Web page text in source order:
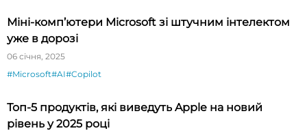
Міні-комп’ютери Microsoft зі штучним інтелектом
уже в дорозі
06 січня, 2025
#Microsoft#AI#Copilot
Топ-5 продуктів, які виведуть Apple на новий
рівень у 2025 році